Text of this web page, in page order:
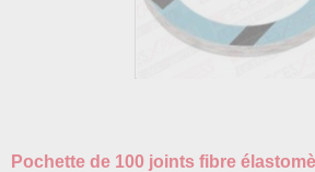
Pochette de 100 joints fibre